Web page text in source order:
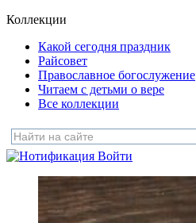
Коллекции
Какой сегодня праздник
Райсовет
Православное богослужение
Читаем с детьми о вере
Все коллекции
Войти